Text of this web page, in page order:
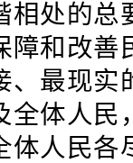
相处的总
障和改善
、最现实
全体人民
体人民各